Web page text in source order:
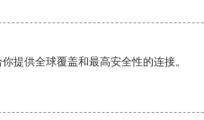
提供全球覆盖和最高安全性的连接。